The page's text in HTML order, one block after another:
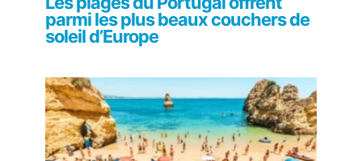
parmi les plus beaux couchers de
soleil d’Europe